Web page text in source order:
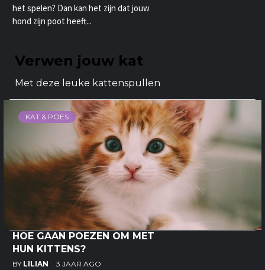
het spelen? Dan kan het zijn dat jouw
hond zijn poot heeft...
Verwen jouw kat
Met deze leuke kattenspullen
KAT & POES
HOE GAAN POEZEN OM MET
HUN KITTENS?
BY LILIAN 3 JAAR AGO